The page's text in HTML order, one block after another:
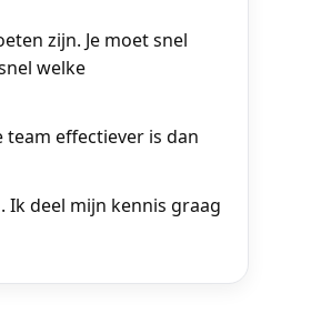
zijn. Je moet snel
welke
effectiever is dan
Ik deel mijn kennis graag